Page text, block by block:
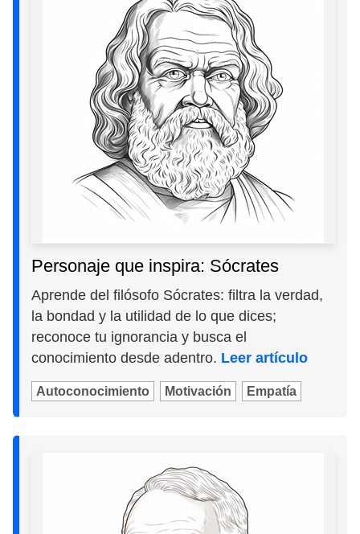
Personaje que inspira: Sócrates
Aprende del filósofo Sócrates: filtra la verdad,
la bondad y la utilidad de lo que dices;
reconoce tu ignorancia y busca el
conocimiento desde adentro. Leer artículo
Autoconocimiento Motivación Empatía